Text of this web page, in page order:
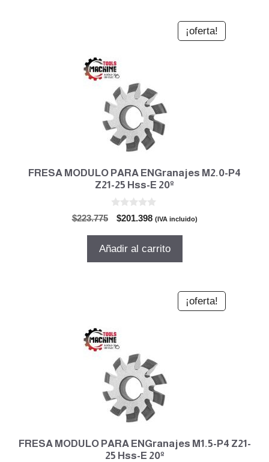
¡oferta!
FRESA MODULO PARA ENGranajes M2.0-P4
Z21-25 Hss-E 20º
$223.775
El
original
$201.398El
actual
(IVA incluido)
Añadir al carrito
¡oferta!
FRESA MODULO PARA ENGranajes M1.5-P4 Z21-
25 Hss-E 20º